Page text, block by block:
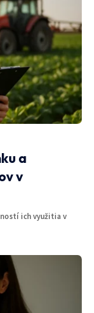
a
v
ich využitia v